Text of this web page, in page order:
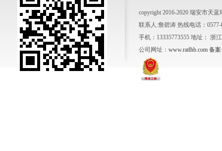
copyright 2016-2020 瑞安市天
联系人:詹碧涛 热线电话：0577-
手机：13335773555 地址： 浙
公司网址： www.ratlhb.com 备案